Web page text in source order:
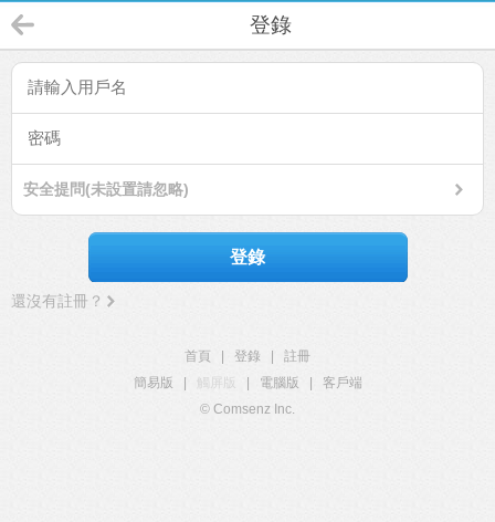
登錄
安全提問(未設置請忽略)
登錄
還沒有註冊？
首頁 登錄
註冊
簡易版
觸屏版 電腦版
客戶端
© Comsenz Inc.